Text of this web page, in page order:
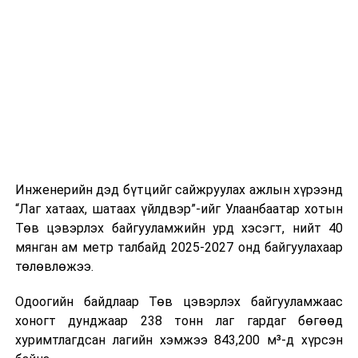
өдөр тутмын ажлын бэлэн байдлыг хангах зэрэг
практик ур чадварыг сургалтын хөтөлбөрт тусгажээ.
Сургалтыг танилцуулах лекц, асуулт-хариулт,
жишээнд суурилсан сургалт, багаар ажиллах дасгал,
танилцах, онцгой нөхцөлд ажиллах дадлага зэрэг
онол, практик хосолсон хэлбэрээр зохион байгуулж
байна.
Инженерийн дэд бүтцийг сайжруулах ажлын хүрээнд
“Лаг хатаах, шатаах үйлдвэр”-ийг Улаанбаатар хотын
Төв цэвэрлэх байгууламжийн урд хэсэгт, нийт 40
мянган ам метр талбайд 2025-2027 онд байгуулахаар
төлөвлөжээ.
Одоогийн байдлаар Төв цэвэрлэх байгууламжаас
хоногт дунджаар 238 тонн лаг гардаг бөгөөд
хуримтлагдсан лагийн хэмжээ 843,200 м³-д хүрсэн